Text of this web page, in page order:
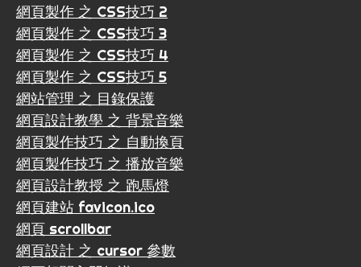
網頁製作 之 CSS技巧 2
網頁製作 之 CSS技巧 3
網頁製作 之 CSS技巧 4
網頁製作 之 CSS技巧 5
網站管理 之 目錄保護
網頁設計教學 之 背景音樂
網頁製作技巧 之 自動換頁
網頁製作技巧 之 播放音樂
網頁設計教授 之 跑馬燈
網頁建站 favicon.ico
網頁 scrollbar
網頁設計 之 cursor 參數